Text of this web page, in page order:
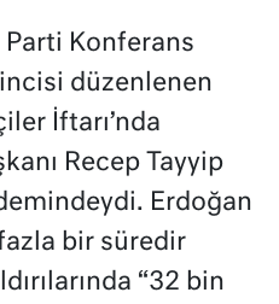
Parti Konferans
düzenlenen
İftarı’nda
Recep Tayyip
Erdoğan
bir süredir
“32 bin